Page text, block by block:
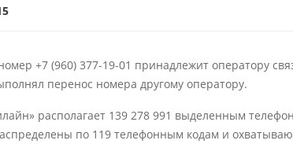
+7 (960) 377-19-01 принадлежит оператору
перенос номера другому оператору.
располагает 139 278 991 выделенным
по 119 телефонным кодам и